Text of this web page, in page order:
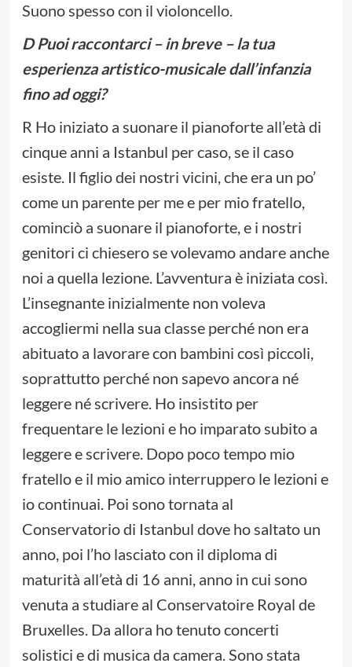
Suono spesso con il violoncello.
D Puoi raccontarci – in breve – la tua
esperienza artistico-musicale dall’infanzia
fino ad oggi?
R Ho iniziato a suonare il pianoforte all’età di
cinque anni a Istanbul per caso, se il caso
esiste. Il figlio dei nostri vicini, che era un po’
come un parente per me e per mio fratello,
cominciò a suonare il pianoforte, e i nostri
genitori ci chiesero se volevamo andare anche
noi a quella lezione. L’avventura è iniziata così.
L’insegnante inizialmente non voleva
accogliermi nella sua classe perché non era
abituato a lavorare con bambini così piccoli,
soprattutto perché non sapevo ancora né
leggere né scrivere. Ho insistito per
frequentare le lezioni e ho imparato subito a
leggere e scrivere. Dopo poco tempo mio
fratello e il mio amico interruppero le lezioni e
io continuai. Poi sono tornata al
Conservatorio di Istanbul dove ho saltato un
anno, poi l’ho lasciato con il diploma di
maturità all’età di 16 anni, anno in cui sono
venuta a studiare al Conservatoire Royal de
Bruxelles. Da allora ho tenuto concerti
solistici e di musica da camera. Sono stata